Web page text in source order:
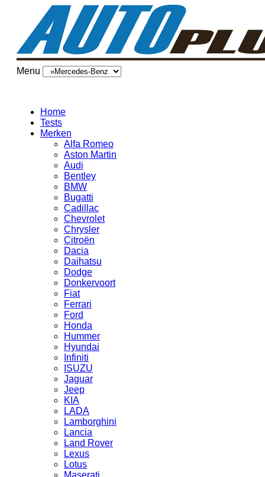
Menu
Home
Tests
Merken
Alfa Romeo
Aston Martin
Audi
Bentley
BMW
Bugatti
Cadillac
Chevrolet
Chrysler
Citroën
Dacia
Daihatsu
Dodge
Donkervoort
Fiat
Ferrari
Ford
Honda
Hummer
Hyundai
Infiniti
ISUZU
Jaguar
Jeep
KIA
LADA
Lamborghini
Lancia
Land Rover
Lexus
Lotus
Maserati